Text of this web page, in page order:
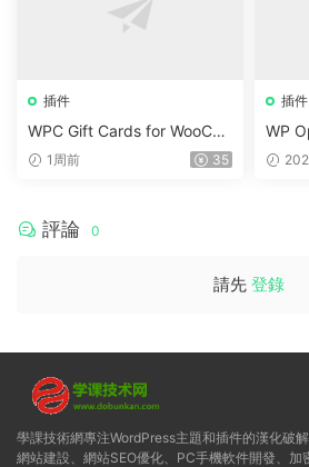
插件
WPC Gift Cards for WooCo
mmerce (Premium) v1.0.2
1周前 35
插件
WP
評論 0
請先 登錄
學課技術網專注WordPress主題和插件的漢化破
網站建設、網站SEO優化、PC手機軟件開發、加